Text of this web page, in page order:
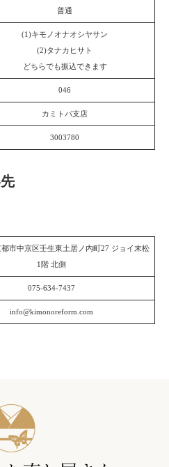
普通
(1)キモノオナオシヤサン
(2)タナカヒサト
どちらでも振込できます
046
カミトバ支店
3003780
市中京区壬生東土居ノ内町27 ジョイ末松
1階 北側
075-634-7437
info@kimonoreform.com